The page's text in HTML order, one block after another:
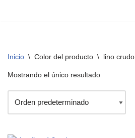
Inicio \ Color del producto \ lino crudo
Mostrando el único resultado